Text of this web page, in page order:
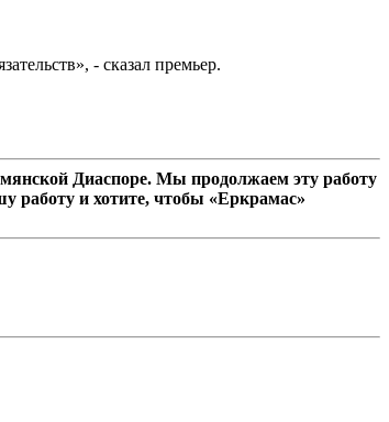
- сказал премьер.
Диаспоре. Мы продолжаем эту работу
работу и хотите, чтобы «Еркрамас»